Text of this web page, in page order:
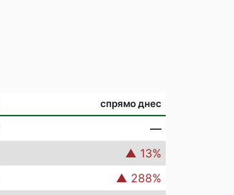
спрямо днес
—
▲ 13%
▲ 288%